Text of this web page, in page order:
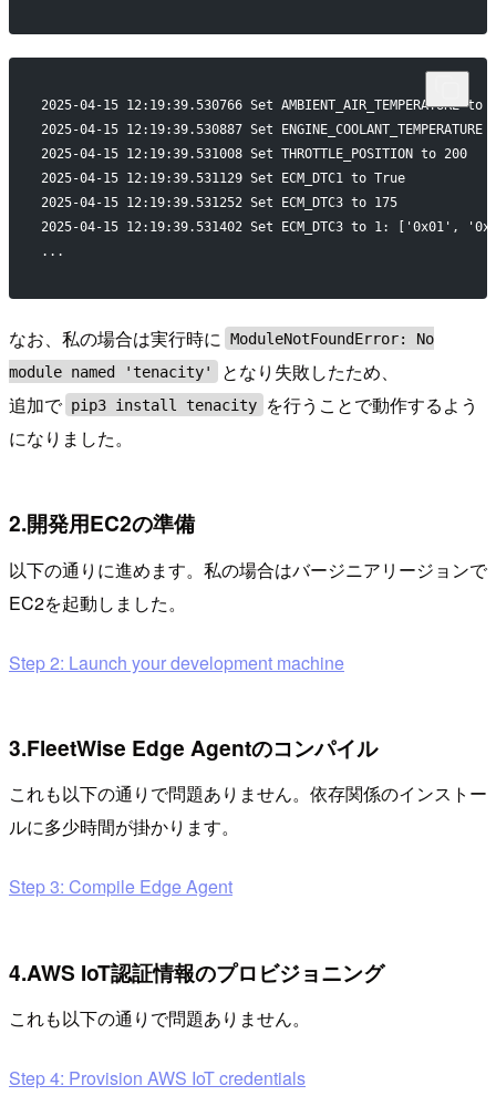
2025-04-15 12:19:39.530766 Set AMBIENT_AIR_TEMPERATURE to
2025-04-15 12:19:39.530887 Set
2025-04-15 12:19:39.531008 Set THROTTLE_POSITION to 200
2025-04-15 12:19:39.531129 Set ECM_DTC1 to True
2025-04-15 12:19:39.531252 Set ECM_DTC3 to 175
2025-04-15 12:19:39.531402 Set ECM_DTC3 to 1: ['0x01',
...
なお、私の場合は実行時に ModuleNotFoundError: No
module named 'tenacity'
となり失敗したため、
追加で pip3 install tenacity
を行うことで動作するよう
になりました。
2.開発用EC2の準備
以下の通りに進めます。私の場合はバージニアリージョンで
EC2を起動しました。
Step 2: Launch your development machine
3.FleetWise Edge Agentのコンパイル
これも以下の通りで問題ありません。依存関係のインストー
ルに多少時間が掛かります。
Step 3: Compile Edge Agent
4.AWS IoT認証情報のプロビジョニング
これも以下の通りで問題ありません。
Step 4: Provision AWS IoT credentials